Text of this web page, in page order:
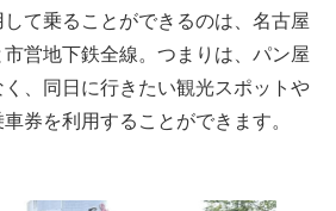
て乗ることができるのは、名古屋
営地下鉄全線。つまりは、パン屋
、同日に行きたい観光スポットや
券を利用することができます。